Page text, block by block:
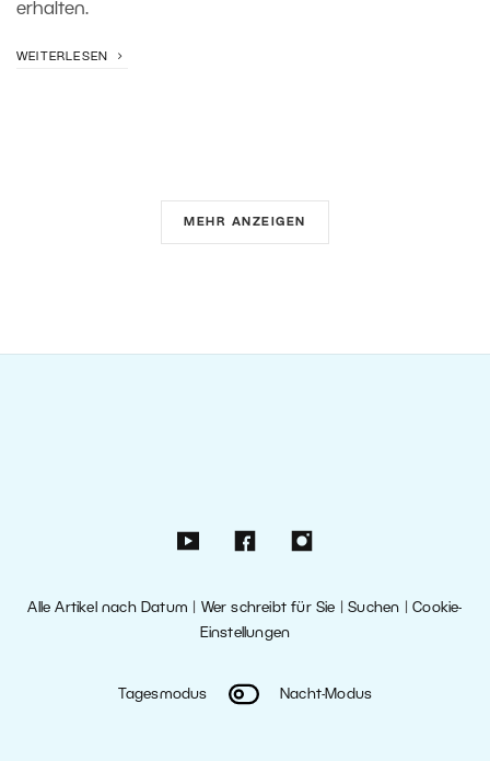
erhalten.
WEITERLESEN
MEHR ANZEIGEN
Alle Artikel nach Datum Wer schreibt für Sie |Suchen |Cookie-
Einstellungen
Tagesmodus Nacht-Modus